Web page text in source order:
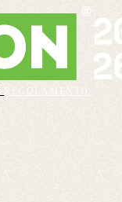
REGOLAMENTO